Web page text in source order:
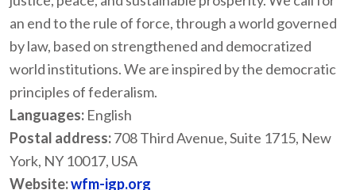
an end to the rule of force, through a world governed
by law, based on strengthened and democratized
world institutions. We are inspired by the democratic
principles of federalism.
Languages: English
Postal address:708 Third Avenue, Suite 1715, New
York, NY 10017, USA
Website:wfm-igp.org